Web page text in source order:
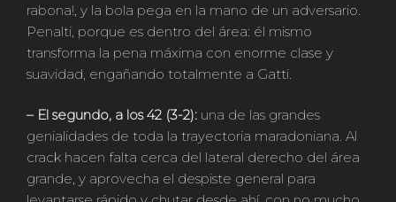
rabona!, y la bola pega en la mano de un adversario.
Penalti, porque es dentro del área: él mismo
transforma la pena máxima con enorme clase y
suavidad, engañando totalmente a Gatti.
– El segundo, a los 42 (3-2): una de las grandes
genialidades de toda la trayectoria maradoniana. Al
crack hacen falta cerca del lateral derecho del área
grande, y aprovecha el despiste general para